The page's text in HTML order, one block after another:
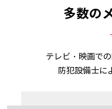
多数の
テレビ・映画で
防犯設備士に